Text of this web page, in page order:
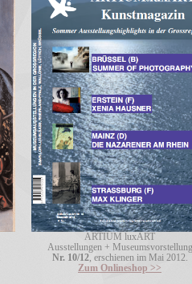
ARTIUM luxART
Ausstellungen + Museumsvorstellung
Nr. 10/12, erschienen im Mai 2012.
Zum Onlineshop >>